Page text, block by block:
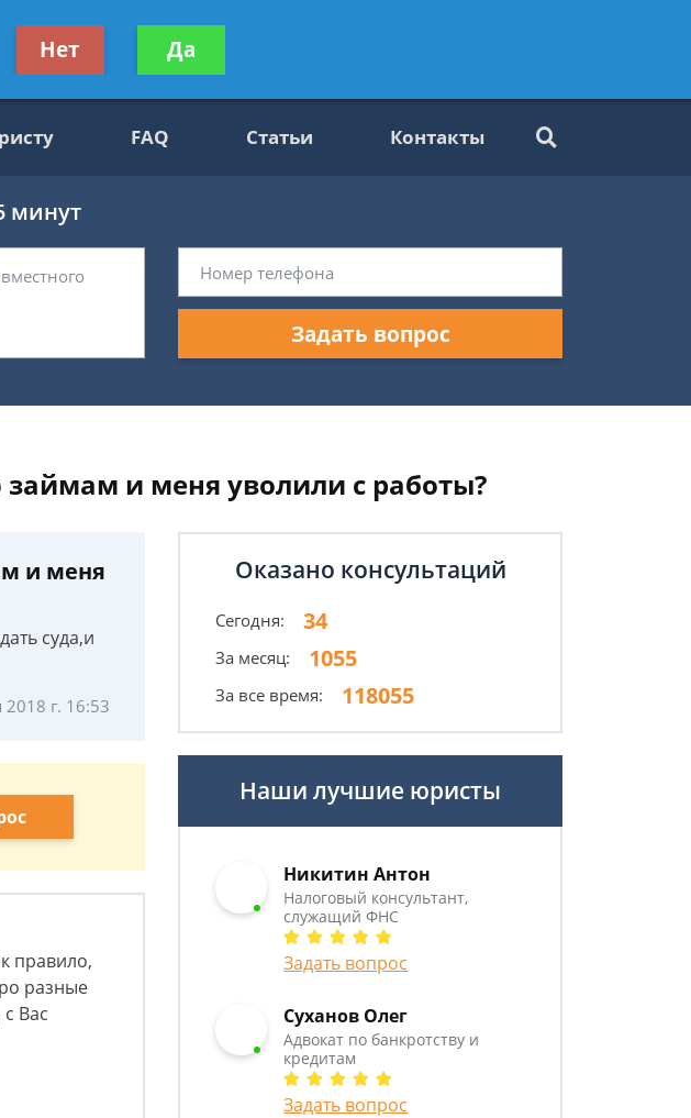
Получите консультацию
бесплатно
FAQ Статьи Контакты
минут
Задать вопрос
займам и меня уволили с работы?
и меня
суда,и
2018 г. 16:53
правило,
разные
Вас
Оказано консультаций
Сегодня: 34
За месяц: 1055
За все время: 118055
Наши лучшие юристы
Никитин Антон
Налоговый консультант,
служащий ФНС
Задать вопрос
Суханов Олег
Адвокат по банкротству и
кредитам
Задать вопрос
Нет Да